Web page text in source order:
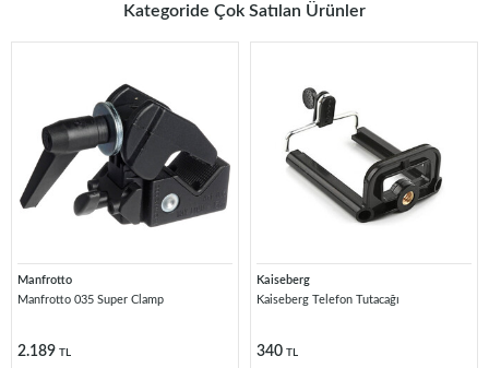
Kategoride Çok Satılan Ürünler
Manfrotto
Manfrotto 035 Super Clamp
2.189 TL
Kaiseberg
Kaiseberg Telefon Tutacağı
340 TL